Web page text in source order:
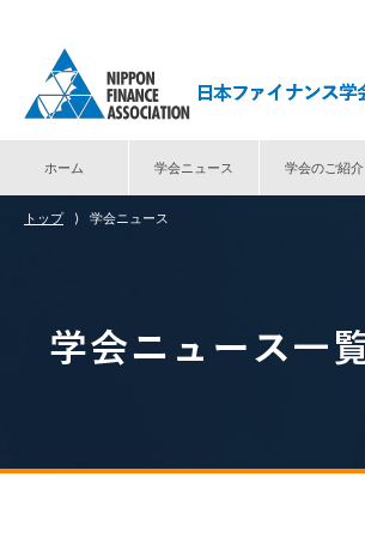
ホーム 学会ニュース 学会のご紹介
トップ ⟩ 学会ニュース